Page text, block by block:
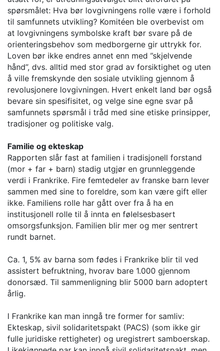
spørsmålet: Hva bør lovgivningens rolle være i forhold
til samfunnets utvikling? Komitéen ble overbevist om
at lovgivningens symbolske kraft bør svare på de
orienteringsbehov som medborgerne gir uttrykk for.
Loven bør ikke endres annet enn med ”skjelvende
hånd”, dvs. alltid med stor grad av forsiktighet og uten
å ville fremskynde den sosiale utvikling gjennom å
revolusjonere lovgivningen. Hvert enkelt land bør også
bevare sin spesifisitet, og velge sine egne svar på
samfunnets spørsmål i tråd med sine etiske prinsipper,
tradisjoner og politiske valg.
Familie og ekteskap
Rapporten slår fast at familien i tradisjonell forstand
(mor + far + barn) stadig utgjør en grunnleggende
verdi i Frankrike. Fire femtedeler av franske barn lever
sammen med sine to foreldre, som kan være gift eller
ikke. Familiens rolle har gått over fra å ha en
institusjonell rolle til å innta en følelsesbasert
omsorgsfunksjon. Familien blir mer og mer sentrert
rundt barnet.
Ca. 1, 5% av barna som fødes i Frankrike blir til ved
assistert befruktning, hvorav bare 1.000 gjennom
donorsæd. Til sammenligning blir 5000 barn adoptert
årlig.
I Frankrike kan man inngå tre former for samliv:
Ekteskap, sivil solidaritetspakt (PACS) (som ikke gir
fulle juridiske rettigheter) og uregistrert samboerskap.